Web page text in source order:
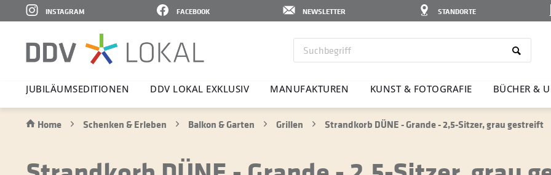
STANDORTE
NEWSLETTER
FACEBOOK
INSTAGRAM
JUBI­LÄ­UMS­E­DI­TIONEN DDV LOKAL EXKLUSIV MANU­FAK­TUREN KUNST & FOTO­GRAFIE BÜCHER &
Home Schenken & Erleben Balkon & Garten Grillen Strandkorb DÜNE - Grande - 2,5-Sitzer, grau gestreift